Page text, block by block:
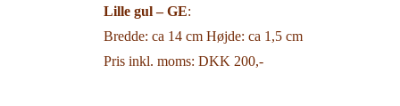
Lille gul – GE:
Bredde: ca 14 cm Højde: ca 1,5 cm
Pris inkl. moms: DKK 200,-